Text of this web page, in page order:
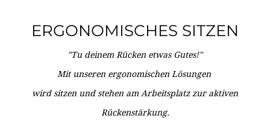
ERGONOMISCHES SITZEN
"Tu deinem Rücken etwas Gutes!"
Mit unseren ergonomischen Lösungen
wird sitzen und stehen am Arbeitsplatz zur aktiven
Rückenstärkung.